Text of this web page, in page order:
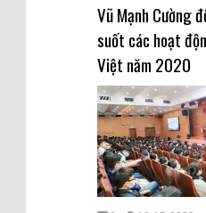
Vũ Mạnh Cường
suốt các hoạt
Việt năm 2020